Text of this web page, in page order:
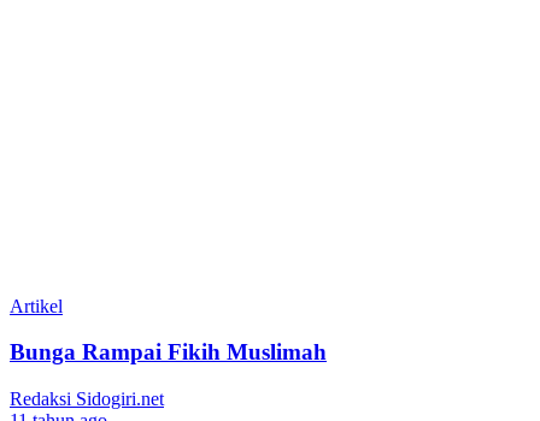
Artikel
Bunga Rampai Fikih Muslimah
Redaksi Sidogiri.net